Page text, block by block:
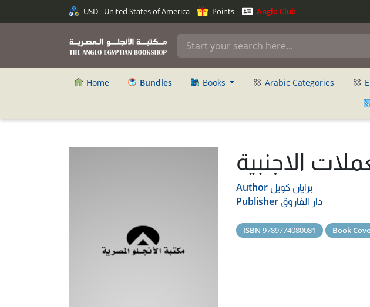
USD - United States of America Points Anglo Club
Home Bundles Books Arabic Categories
الاجنبية
Author برايان كويل
Publisher دار الفاروق
ISBN 9789774080081 Book